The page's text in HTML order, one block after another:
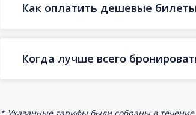
Как оплатить дешевые
Когда лучше всего
* Указанные тарифы были собраны в течение